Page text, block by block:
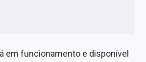
em funcionamento e disponível